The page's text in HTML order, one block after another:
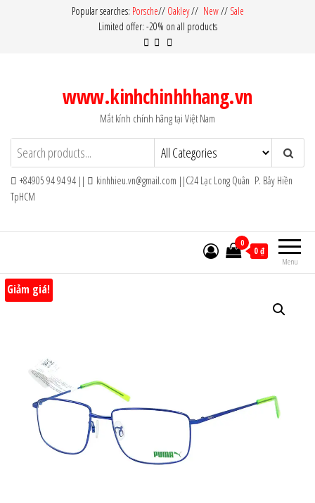
Popular searches: Porsche// Oakley// New// Sale
Limited offer: -20% on all products
www.kinhchinhhhang.vn
Mắt kính chính hãng tại Việt Nam
+84905 94 94 94 ||
kinhhieu.vn@gmail.com ||C24 Lạc Long Quân P. Bảy Hiền
TpHCM
Menu
0
0 ₫
Giảm giá!